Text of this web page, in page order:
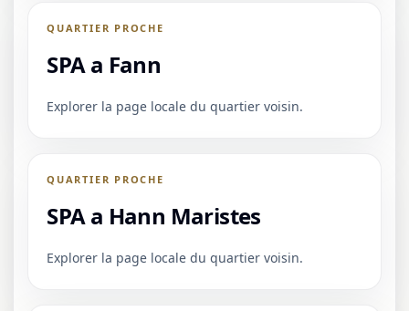
QUARTIER PROCHE
SPA a Fann
Explorer la page locale du quartier voisin.
QUARTIER PROCHE
SPA a Hann Maristes
Explorer la page locale du quartier voisin.